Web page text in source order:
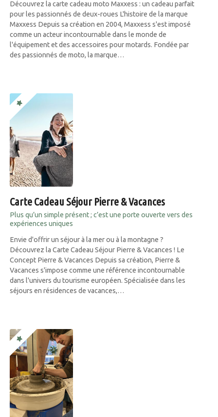
Découvrez la carte cadeau moto Maxxess : un cadeau parfait
pour les passionnés de deux-roues L'histoire de la marque
Maxxess Depuis sa création en 2004, Maxxess s'est imposé
comme un acteur incontournable dans le monde de
l'équipement et des accessoires pour motards. Fondée par
des passionnés de moto, la marque…
Carte Cadeau Séjour Pierre & Vacances
Plus qu’un simple présent ; c’est une porte ouverte vers des
expériences uniques
Envie d'offrir un séjour à la mer ou à la montagne ?
Découvrez la Carte Cadeau Séjour Pierre & Vacances ! Le
Concept Pierre & Vacances Depuis sa création, Pierre &
Vacances s'impose comme une référence incontournable
dans l'univers du tourisme européen. Spécialisée dans les
séjours en résidences de vacances,…